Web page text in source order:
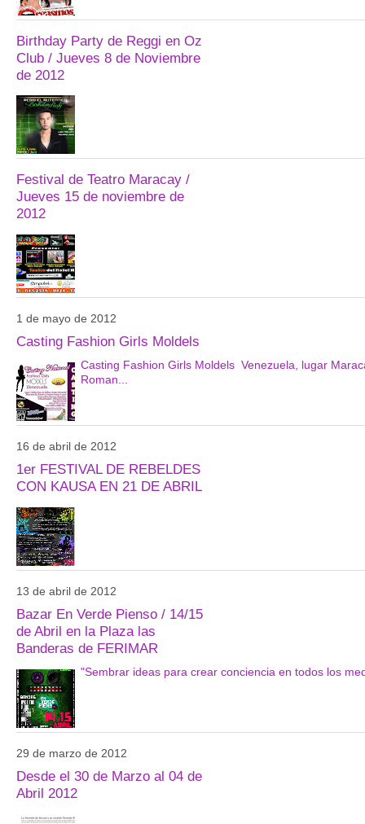
Birthday Party de Reggi en Oz
Club / Jueves 8 de Noviembre
de 2012
Festival de Teatro Maracay /
Jueves 15 de noviembre de
2012
1 de mayo de 2012
Casting Fashion Girls Moldels
Casting Fashion Girls Moldels Venezuela, lugar
Roman...
16 de abril de 2012
1er FESTIVAL DE REBELDES
CON KAUSA EN 21 DE ABRIL
13 de abril de 2012
Bazar En Verde Pienso / 14/15
de Abril en la Plaza las
Banderas de FERIMAR
"Sembrar ideas para crear conciencia en todos los
29 de marzo de 2012
Desde el 30 de Marzo al 04 de
Abril 2012